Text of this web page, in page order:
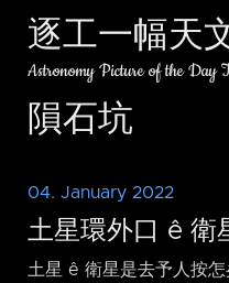
逐工一幅天
Astronomy Picture of the Day
隕石坑
04. January 2022
土星環外口 ê 衛
土星 ê 衛星是去予人按